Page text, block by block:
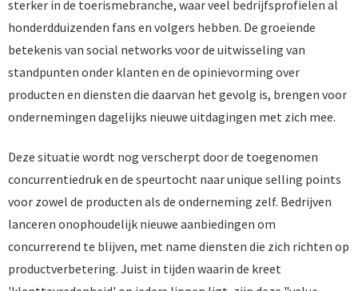
sterker in de toerismebranche, waar veel bedrijfsprofielen al
honderdduizenden fans en volgers hebben. De groeiende
betekenis van social networks voor de uitwisseling van
standpunten onder klanten en de opinievorming over
producten en diensten die daarvan het gevolg is, brengen voor
ondernemingen dagelijks nieuwe uitdagingen met zich mee.
Deze situatie wordt nog verscherpt door de toegenomen
concurrentiedruk en de speurtocht naar unique selling points
voor zowel de producten als de onderneming zelf. Bedrijven
lanceren onophoudelijk nieuwe aanbiedingen om
concurrerend te blijven, met name diensten die zich richten op
productverbetering. Juist in tijden waarin de kreet